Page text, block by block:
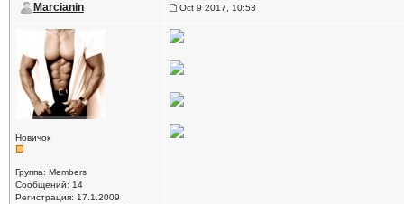
Marcianin Oct 9 2017, 10:53
Новичок
Группа: Members
Сообщений: 14
Регистрация: 17.1.2009